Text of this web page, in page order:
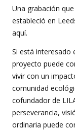
Una grabación
estableció en
aquí.
Si está interesado
proyecto puede
vivir con un
comunidad
cofundador de
perseverancia,
ordinaria puede